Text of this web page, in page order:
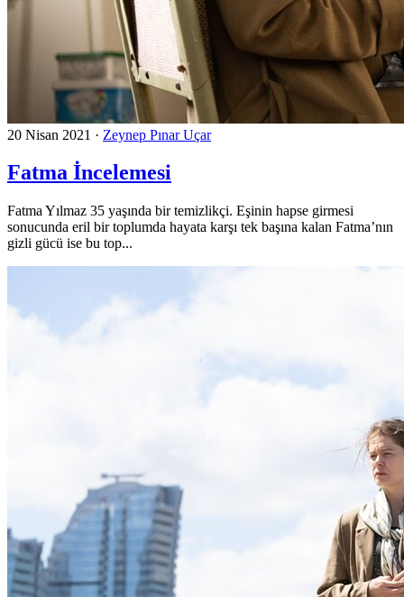
20 Nisan 2021 · Zeynep Pınar Uçar
Fatma İncelemesi
Fatma Yılmaz 35 yaşında bir temizlikçi. Eşinin hapse girmesi
sonucunda eril bir toplumda hayata karşı tek başına kalan Fatma’nın
gizli gücü ise bu top...